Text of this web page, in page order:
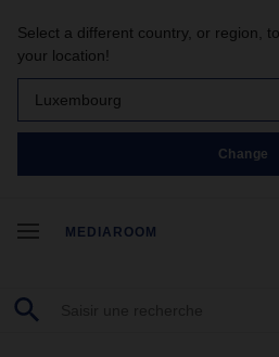
Select a different country, or region,
your location!
Luxembourg
Change
MEDIAROOM